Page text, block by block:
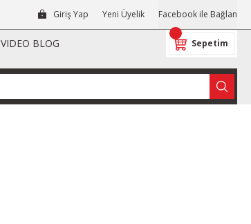
Giriş Yap Yeni Üyelik Facebook ile Bağlan
VIDEO BLOG Sepetim